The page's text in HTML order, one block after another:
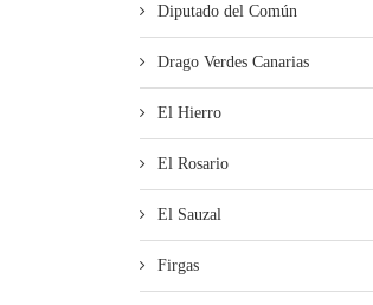
Diputado del Común
Drago Verdes Canarias
El Hierro
El Rosario
El Sauzal
Firgas